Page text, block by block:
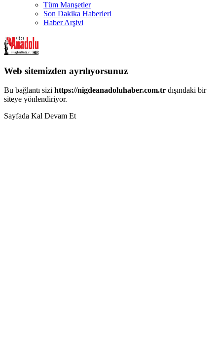
Tüm Manşetler
Son Dakika Haberleri
Haber Arşivi
Web sitemizden ayrılıyorsunuz
Bu bağlantı sizi https://nigdeanadoluhaber.com.tr dışındaki bir
siteye yönlendiriyor.
Sayfada Kal Devam Et